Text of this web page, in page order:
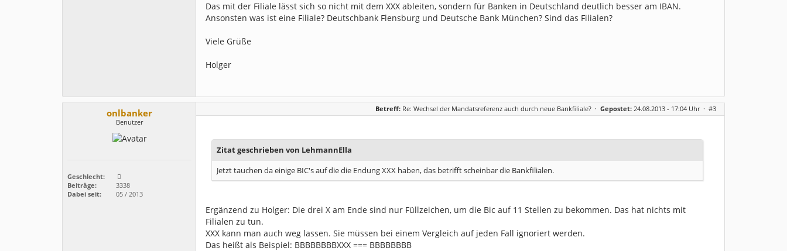
Das mit der Filiale lässt sich so nicht mit dem XXX ableiten, sondern für Banken in Deutschland deutlich besser am IBAN.
Ansonsten was ist eine Filiale? Deutschbank Flensburg und Deutsche Bank München? Sind das Filialen?
Viele Grüße
Holger
onlbanker
Benutzer
Geschlecht:
Beiträge:
3338
Dabei seit:
05 / 2013
Betreff: Re: Wechsel der Mandatsreferenz auch durch neue Bankfiliale? · Gepostet: 24.08.2013 - 17:04 Uhr · #3
Zitat geschrieben von LehmannElla
Jetzt tauchen da einige BIC's auf die die Endung XXX haben, das betrifft scheinbar die Bankfilialen.
Ergänzend zu Holger: Die drei X am Ende sind nur Füllzeichen, um die Bic auf 11 Stellen zu bekommen. Das hat nichts mit
Filialen zu tun.
XXX kann man auch weg lassen. Sie müssen bei einem Vergleich auf jeden Fall ignoriert werden.
Das heißt als Beispiel: BBBBBBBBXXX === BBBBBBBB